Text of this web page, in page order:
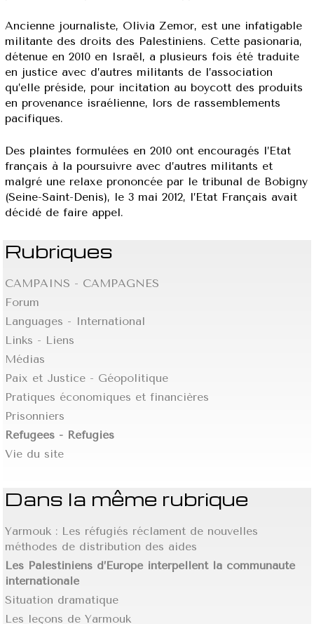
Ancienne journaliste, Olivia Zemor, est une infatigable
militante des droits des Palestiniens. Cette pasionaria,
détenue en 2010 en Israël, a plusieurs fois été traduite
en justice avec d’autres militants de l’association
qu’elle préside, pour incitation au boycott des produits
en provenance israélienne, lors de rassemblements
pacifiques.
Des plaintes formulées en 2010 ont encouragés l’Etat
français à la poursuivre avec d’autres militants et
malgré une relaxe prononcée par le tribunal de Bobigny
(Seine-Saint-Denis), le 3 mai 2012, l’Etat Français avait
décidé de faire appel.
Rubriques
CAMPAINS - CAMPAGNES
Forum
Languages - International
Links - Liens
Médias
Paix et Justice - Géopolitique
Pratiques économiques et financières
Prisonniers
Refugees - Réfugiés
Vie du site
Dans la même rubrique
Yarmouk : Les réfugiés réclament de nouvelles
méthodes de distribution des aides
Les Palestiniens d’Europe interpellent la communauté
internationale
Situation dramatique
Les leçons de Yarmouk